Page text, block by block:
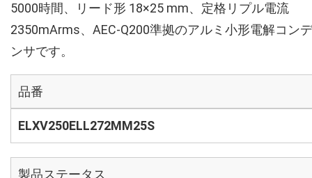
5000時間、リード形 18×25 mm、定格リプル電流
2350mArms、AEC-Q200準拠のアルミ小形電解コンデ
ンサです。
品番
ELXV250ELL272MM25S
製品ステータス